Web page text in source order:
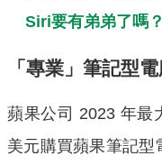
Siri要有弟弟了嗎？
「專業」筆記型
蘋果公司 2023 年最
美元購買蘋果筆記型